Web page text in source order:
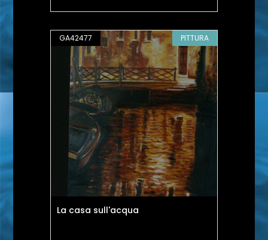
GA42477 PITTURA
La casa sull'acqua